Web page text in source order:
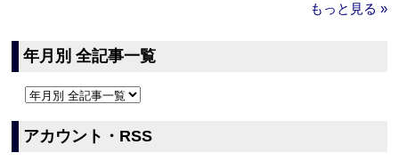
もっと見る »
年月別 全記事一覧
アカウント・RSS